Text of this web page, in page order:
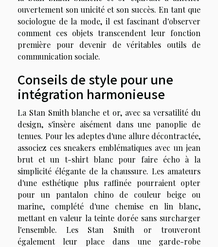
ouvertement son unicité et son succès. En tant que
sociologue de la mode, il est fascinant d'observer
comment ces objets transcendent leur fonction
première pour devenir de véritables outils de
communication sociale.
Conseils de style pour une
intégration harmonieuse
La Stan Smith blanche et or, avec sa versatilité du
design, s'insère aisément dans une panoplie de
tenues. Pour les adeptes d'une allure décontractée,
associez ces sneakers emblématiques avec un jean
brut et un t-shirt blanc pour faire écho à la
simplicité élégante de la chaussure. Les amateurs
d'une esthétique plus raffinée pourraient opter
pour un pantalon chino de couleur beige ou
marine, complété d'une chemise en lin blanc,
mettant en valeur la teinte dorée sans surcharger
l'ensemble. Les Stan Smith or trouveront
également leur place dans une garde-robe